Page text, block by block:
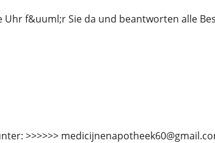
f&uuml;r Sie da und beantworten alle
>>>>>>